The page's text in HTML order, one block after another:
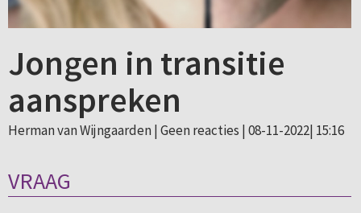
Jongen in transitie
aanspreken
Herman van Wijngaarden | Geen reacties | 08-11-2022| 15:16
VRAAG